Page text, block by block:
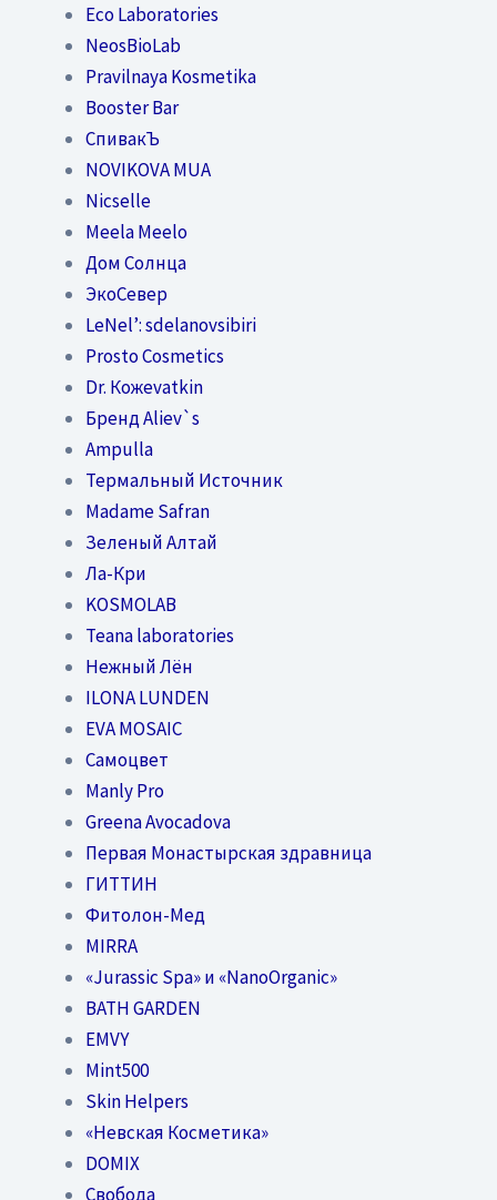
Eco Laboratories
NeosBioLab
Pravilnaya Kosmetika
Booster Bar
СпивакЪ
NOVIKOVA MUA
Nicselle
Meela Meelo
Дом Солнца
ЭкоСевер
LeNel’: sdelanovsibiri
Prosto Cosmetics
Dr. Кожеvatkin
Бренд Aliev`s
Ampulla
Термальный Источник
Madame Safran
Зеленый Алтай
Ла-Кри
KOSMOLAB
Teana laboratories
Нежный Лён
ILONA LUNDEN
EVA MOSAIC
Самоцвет
Manly Pro
Greena Avocadova
Первая Монастырская здравница
ГИТТИН
Фитолон-Мед
MIRRA
«Jurassic Spa» и «NanoOrganic»
BATH GARDEN
EMVY
Mint500
Skin Helpers
«Невская Косметика»
DOMIX
Свобода